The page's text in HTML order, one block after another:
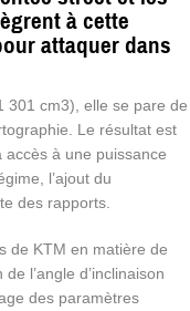
à cette
attaquer dans
301 cm3), elle se pare de
Le résultat est
accès à une puissance
l’ajout du
des rapports.
de KTM en matière de
l’angle d’inclinaison
des paramètres